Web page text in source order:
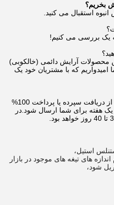
بخریم؟
استقبال می کنید.
یک بررسی می کنیم!
آرایش دائمی (خالکوبی)
امیدواریم که با مشتریان خود یک
در صورت موجود بودن موجودی پس از دریافت سپرده یا پرداخت 100%
هفته برای شما ارسال شود.در
استیل،
های تیغه های موجود در بازار
شود،